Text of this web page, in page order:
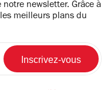
newsletter. Grâce à
meilleurs plans du